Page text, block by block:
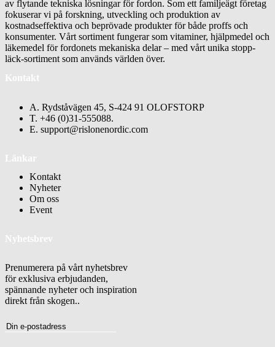
av flytande tekniska lösningar för fordon. Som ett familjeägt företag
fokuserar vi på forskning, utveckling och produktion av
kostnadseffektiva och beprövade produkter för både proffs och
konsumenter. Vårt sortiment fungerar som vitaminer, hjälpmedel och
läkemedel för fordonets mekaniska delar – med vårt unika stopp-
läck-sortiment som används världen över.
Kontakt
A. Rydståvägen 45, S-424 91 OLOFSTORP
T. +46 (0)31-555088.
E. support@rislonenordic.com
Länkar
Kontakt
Nyheter
Om oss
Event
Nyhetsbrev
Prenumerera på vårt nyhetsbrev
för exklusiva erbjudanden,
spännande nyheter och inspiration
direkt från skogen..